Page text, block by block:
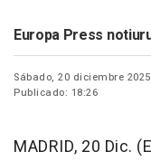
Europa Press
Sábado, 20 diciembre 2025
Publicado: 18:26
MADRID, 20 Dic.